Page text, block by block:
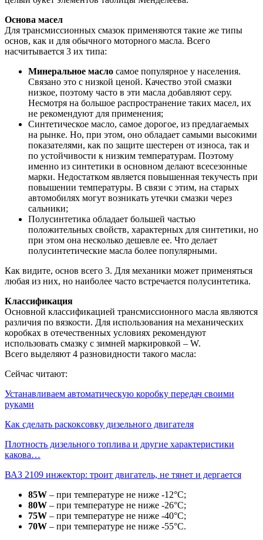
Основа масел
Для трансмиссионных смазок применяются такие же типы
основ, как и для обычного моторного масла. Всего
насчитывается 3 их типа:
Минеральное масло самое популярное у населения.
Связано это с низкой ценой. Качество этой смазки
низкое, поэтому часто в эти масла добавляют серу.
Несмотря на большое распространение таких масел, их
не рекомендуют для применения;
Синтетическое масло, самое дорогое, из предлагаемых
на рынке. Но, при этом, оно обладает самыми высокими
показателями, как по защите шестерен от износа, так и
по устойчивости к низким температурам. Поэтому
именно из синтетики в основном делают всесезонные
марки. Недостатком является повышенная текучесть при
повышении температуры. В связи с этим, на старых
автомобилях могут возникать утечки смазки через
сальники;
Полусинтетика обладает большей частью
положительных свойств, характерных для синтетики, но
при этом она несколько дешевле ее. Что делает
полусинтетические масла более популярными.
Как видите, основ всего 3. Для механики может применяться
любая из них, но наиболее часто встречается полусинтетика.
Классификация
Основной классификацией трансмиссионного масла являются
различия по вязкости. Для использования на механических
коробках в отечественных условиях рекомендуют
использовать смазку с зимней маркировкой – W.
Всего выделяют 4 разновидности такого масла:
Сейчас читают:
Устанавливаем автоматическую коробку передач своими
руками
Как сделать раскоксовку дизельного двигателя
Плотность дизельного топлива и другие характеристики
какова…
ВАЗ 2109 инжектор: троит двигатель, не тянет и дергается
85W – при температуре не ниже -12°C;
80W – при температуре не ниже -26°C;
75W – при температуре не ниже -40°C;
70W – при температуре не ниже -55°C.